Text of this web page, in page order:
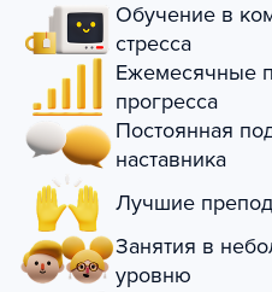
Обучение в
стресса
Ежемесячные
прогресса
Постоянная
наставника
Лучшие
Занятия в
уровню